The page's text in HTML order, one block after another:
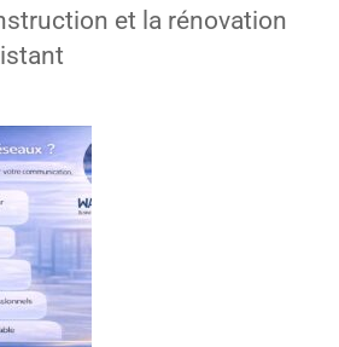
et la rénovation